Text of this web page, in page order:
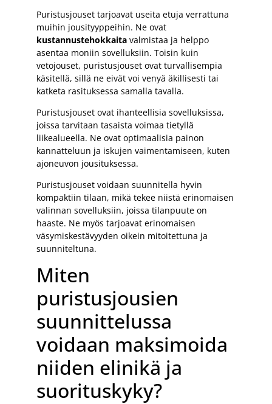
Puristusjouset tarjoavat useita etuja verrattuna
muihin jousityyppeihin. Ne ovat
kustannustehokkaita valmistaa ja helppo
asentaa moniin sovelluksiin. Toisin kuin
vetojouset, puristusjouset ovat turvallisempia
käsitellä, sillä ne eivät voi venyä äkillisesti tai
katketa rasituksessa samalla tavalla.
Puristusjouset ovat ihanteellisia sovelluksissa,
joissa tarvitaan tasaista voimaa tietyllä
liikealueella. Ne ovat optimaalisia painon
kannatteluun ja iskujen vaimentamiseen, kuten
ajoneuvon jousituksessa.
Puristusjouset voidaan suunnitella hyvin
kompaktiin tilaan, mikä tekee niistä erinomaisen
valinnan sovelluksiin, joissa tilanpuute on
haaste. Ne myös tarjoavat erinomaisen
väsymiskestävyyden oikein mitoitettuna ja
suunniteltuna.
Miten
puristusjousien
suunnittelussa
voidaan maksimoida
niiden elinikä ja
suorituskyky?